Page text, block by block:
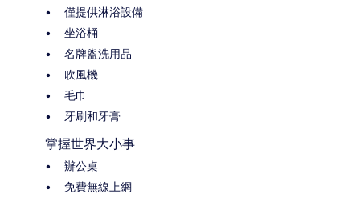
僅提供淋浴設備
坐浴桶
名牌盥洗用品
吹風機
毛巾
牙刷和牙膏
掌握世界大小事
辦公桌
免費無線上網